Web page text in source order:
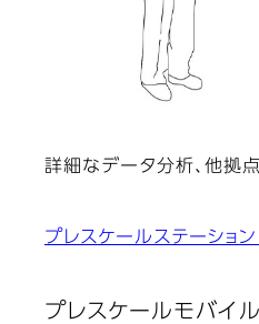
詳細なデータ分析、他拠
プレスケールステーショ
プレスケールモバイ